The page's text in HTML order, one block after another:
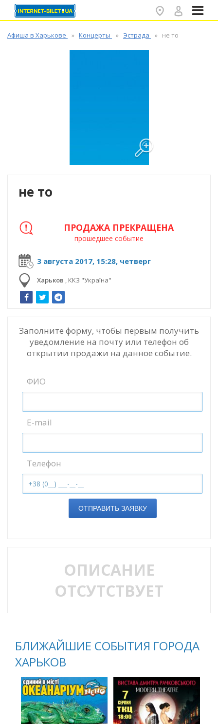
Афиша в Харькове Концерты Эстрада не то
не то
3 августа 2017, 15:28, четверг
Харьков , ККЗ "Україна"
ПРОДАЖА ПРЕКРАЩЕНА
прошедшее событие
Заполните форму, чтобы первым получить
уведомление на почту или телефон об
открытии продажи на данное событие.
ФИО
E-mail
Телефон
ОТПРАВИТЬ ЗАЯВКУ
ОПИСАНИЕ
ОТСУТСТВУЕТ
БЛИЖАЙШИЕ СОБЫТИЯ ГОРОДА
ХАРЬКОВ